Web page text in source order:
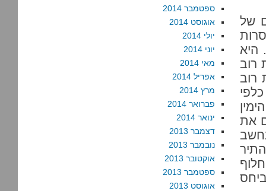
של
היא
רוב
רוב
את
ספטמבר 2014
אוגוסט 2014
יולי 2014
יוני 2014
מאי 2014
אפריל 2014
מרץ 2014
פברואר 2014
ינואר 2014
דצמבר 2013
נובמבר 2013
אוקטובר 2013
ספטמבר 2013
אוגוסט 2013